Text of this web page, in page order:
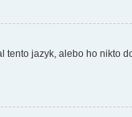
tento jazyk, alebo ho nikto